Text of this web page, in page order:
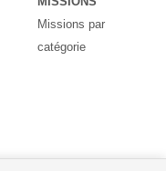
Missions par
catégorie